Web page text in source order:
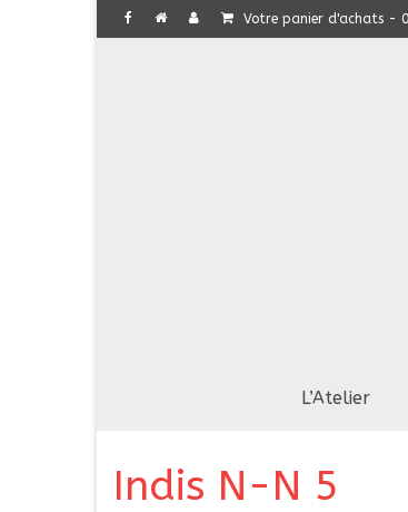
Votre panier d'achats -
L’Atelier
Indis N-N 5